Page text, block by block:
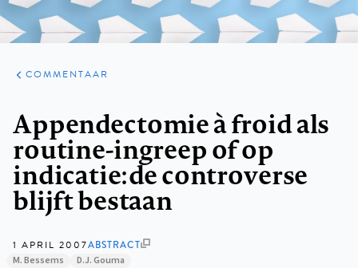
ARTIKELEN
OPINIE
COMMENTAAR
Appendectomie à froid als
routine-ingreep of op
indicatie: de controverse
blijft bestaan
1 APRIL 2007ABSTRACT
M. Bessems D.J. Gouma